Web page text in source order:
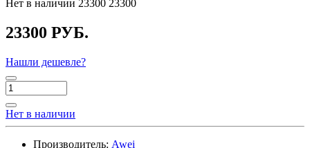
Нет в наличии 23300 23300
23300 РУБ.
Нашли дешевле?
Нет в наличии
Производитель: Awei